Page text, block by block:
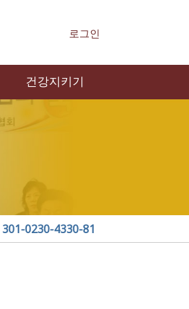
로그인
건강지키기
301-0230-4330-81